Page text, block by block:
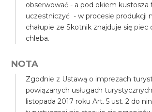
obserwować - a pod okiem kustosza
uczestniczyć - w procesie produkcji
chałupie ze Skotnik znajduje się piec
chleba.
NOTA
Zgodnie z Ustawą o imprezach
powiązanych usługach
listopada 2017 roku Art. 5 ust. 2 do